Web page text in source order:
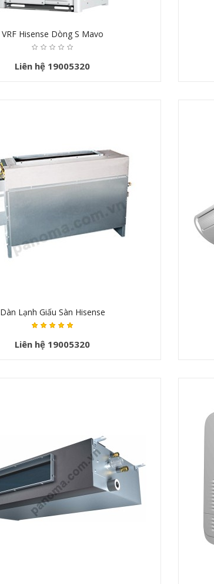
VRF Hisense Dòng S Mavo
Liên hệ 19005320
Dàn Lạnh Giấu Sàn Hisense
Liên hệ 19005320